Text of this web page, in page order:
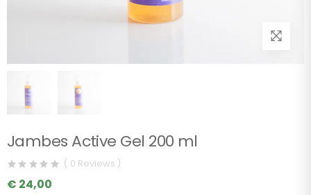
Jambes Active Gel 200 ml
( 0 Reviews )
€ 24,00